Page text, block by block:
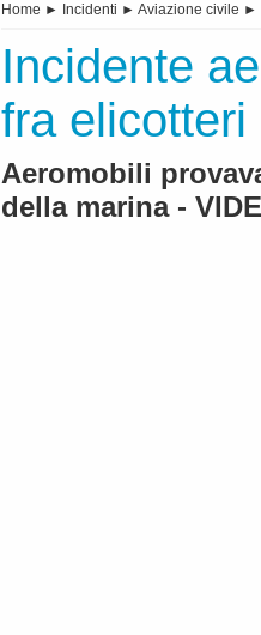
Home ► Incidenti ► Aviazione civile ►
Incidente
fra elicotteri
Aeromobili
della marina -